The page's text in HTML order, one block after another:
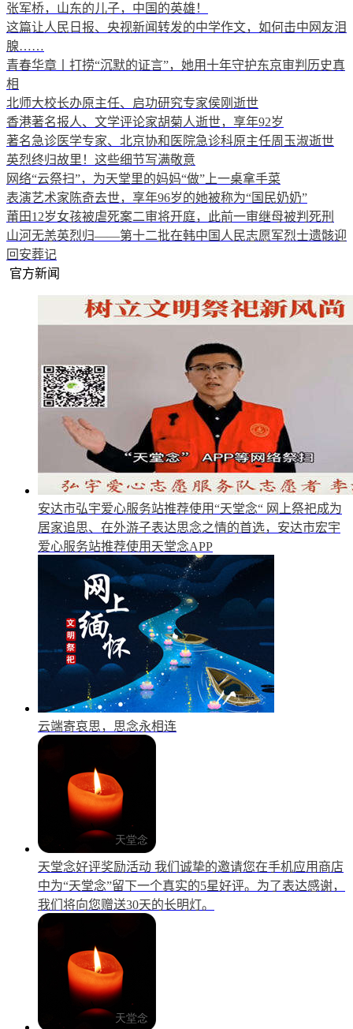
张军桥，山东的儿子，中国的英雄！
这篇让人民日报、央视新闻转发的中学作文，如何击中网友泪
腺……
青春华章丨打捞“沉默的证言”，她用十年守护东京审判历史真
相
北师大校长办原主任、启功研究专家侯刚逝世
香港著名报人、文学评论家胡菊人逝世，享年92岁
著名急诊医学专家、北京协和医院急诊科原主任周玉淑逝世
英烈终归故里！这些细节写满敬意
网络“云祭扫”，为天堂里的妈妈“做”上一桌拿手菜
表演艺术家陈奇去世，享年96岁的她被称为“国民奶奶”
莆田12岁女孩被虐死案二审将开庭，此前一审继母被判死刑
山河无恙英烈归——第十二批在韩中国人民志愿军烈士遗骸迎
回安葬记
官方新闻
安达市弘宇爱心服务站推荐使用“天堂念“ 网上祭祀成为
居家追思、在外游子表达思念之情的首选，安达市宏宇
爱心服务站推荐使用天堂念APP
云端寄哀思，思念永相连
天堂念好评奖励活动 我们诚挚的邀请您在手机应用商店
中为“天堂念”留下一个真实的5星好评。为了表达感谢，
我们将向您赠送30天的长明灯。